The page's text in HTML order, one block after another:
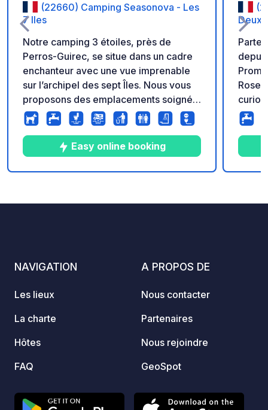
(22660) Camping Seasonova - Les
7 Iles
Notre camping 3 étoiles, près de
Perros-Guirec, se situe dans un cadre
enchanteur avec une vue imprenable
sur l’archipel des sept Îles. Nous vous
proposons des emplacements soignés
avec vue sur mer et accès direct à la
plage. Le port de Trélévern est le point
de départ idéal pour découvrir la
réserve ornithologique des Côtes-
d’armor. Les amateurs de paysages
Easy online booking
Deux
Rose
baie
en
NAVIGATION
Les lieux
La charte
Hôtes
FAQ
A PROPOS DE
Nous contacter
Partenaires
Nous rejoindre
GeoSpot